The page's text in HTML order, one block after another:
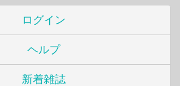
ログイン
ヘルプ
新着雑誌